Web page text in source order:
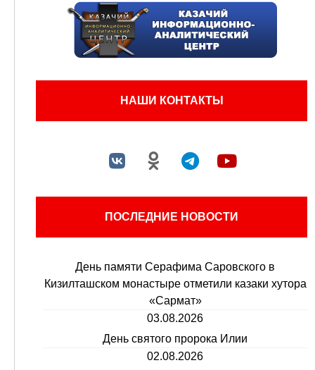
НАШИ КОНТАКТЫ
ПОСЛЕДНИЕ НОВОСТИ
День памяти Серафима Саровского в
Кизилташском монастыре отметили казаки хутора
«Сармат»
03.08.2026
День святого пророка Илии
02.08.2026